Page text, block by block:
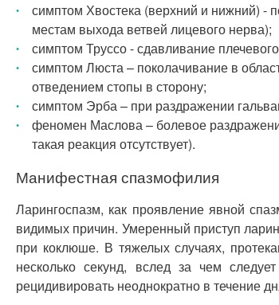
симптом Хвостека (верхний и нижний) -
местам выхода ветвей лицевого нерва);
симптом Труссо - сдавливание
симптом Люста – поколачивание в
отведением стопы в сторону;
симптом Эрба – при раздражении
феномен Маслова – болевое
такая реакция отсутствует).
Манифестная спазмофилия
Ларингоспазм, как проявление явной
видимых причин. Умеренный приступ
при коклюше. В тяжелых случаях,
несколько секунд, вслед за чем
рецидивировать неоднократно в течение